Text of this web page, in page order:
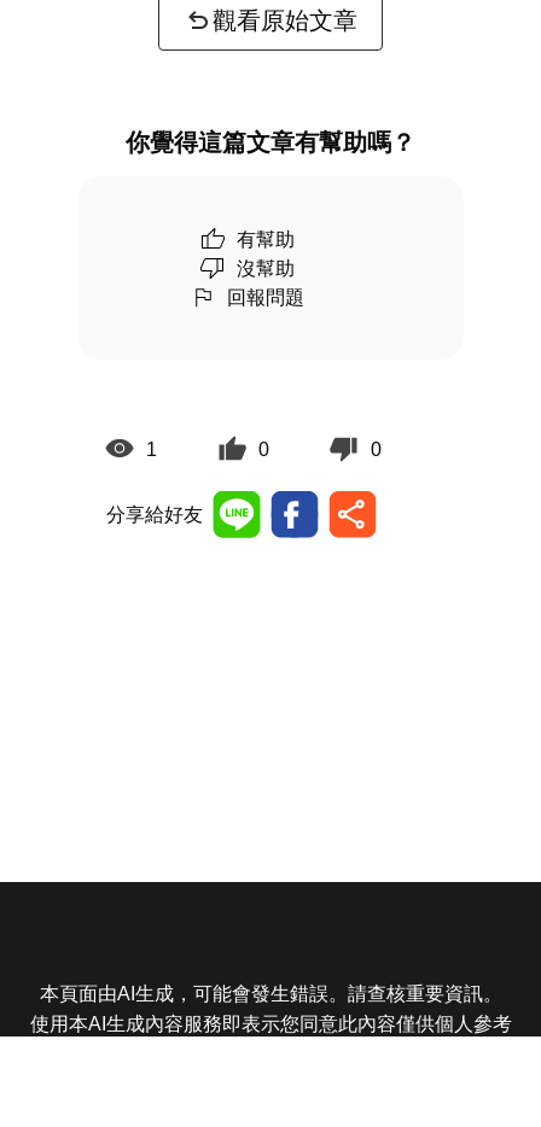
觀看原始文章
你覺得這篇文章有幫助嗎？
有幫助
沒幫助
回報問題
1 0 0
分享給好友
本頁面由AI生成，可能會發生錯誤。請查核重要資訊。
使用本AI生成內容服務即表示您同意此內容僅供個人參考